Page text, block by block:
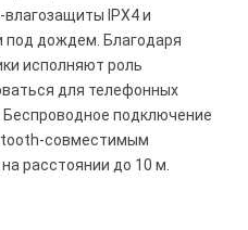
IPX4 и
под дождем. Благодаря
исполняют роль
для телефонных
Беспроводное подключение
совместимым
расстоянии до 10 м.